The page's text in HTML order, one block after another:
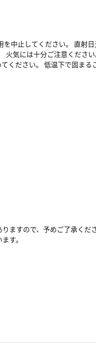
中止してください。 直射
気には十分ご注意くださ
ください。 低温下で固まる
ますので、予めご了承くださ
す。